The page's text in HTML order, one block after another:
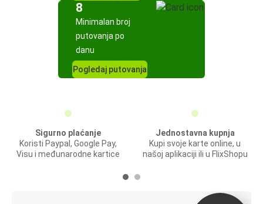
8
Minimalan broj
putovanja po
danu
Pogledaj putovanja
Sigurno plaćanje
Koristi Paypal, Google Pay,
Visu i međunarodne kartice
Jednostavna kupnja
Kupi svoje karte online, u
našoj aplikaciji ili u FlixShopu